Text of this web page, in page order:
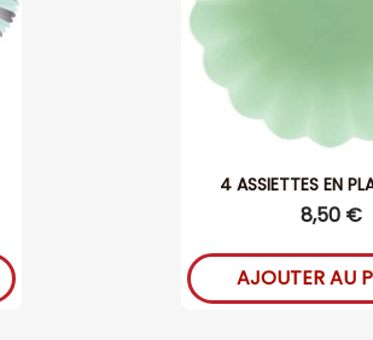
4 ASSIETTES EN
8,50 €
AJOUTER AU